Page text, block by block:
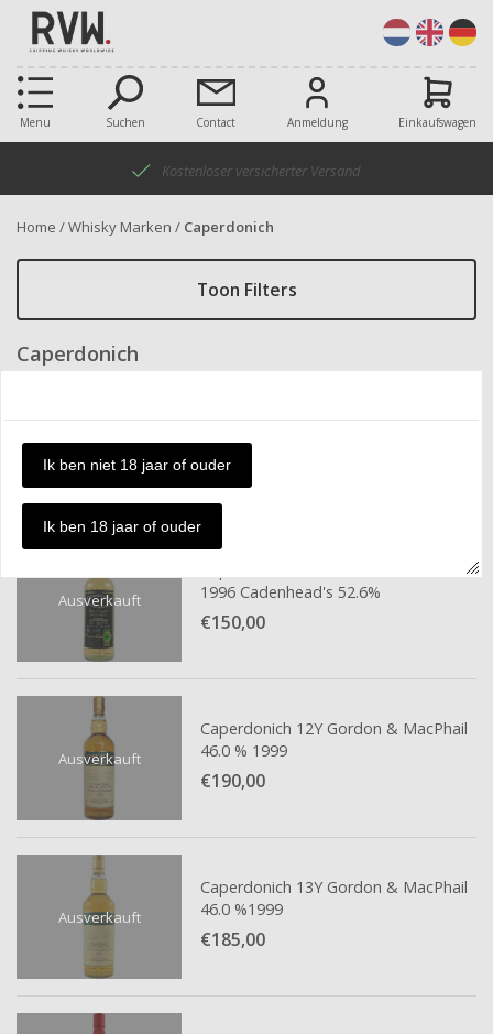
Menu Suchen Contact Anmeldung Einkaufswagen
Kostenloser versicherter Versand
Home /Whisky Marken / Caperdonich
Toon Filters
Caperdonich
Artikel: alle
Ausverkauft
Caperdonich 12Y Authentic Collection
1996 Cadenhead's 52.6%
€150,00
Ausverkauft
Caperdonich 12Y Gordon & MacPhail
46.0 % 1999
€190,00
Ausverkauft
Caperdonich 13Y Gordon & MacPhail
46.0 %1999
€185,00
Ik ben niet 18 jaar of ouder
Ik ben 18 jaar of ouder